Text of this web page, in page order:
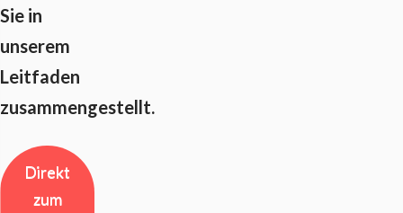
Sie in
unserem
Leitfaden
zusammengestellt.
Direkt
zum